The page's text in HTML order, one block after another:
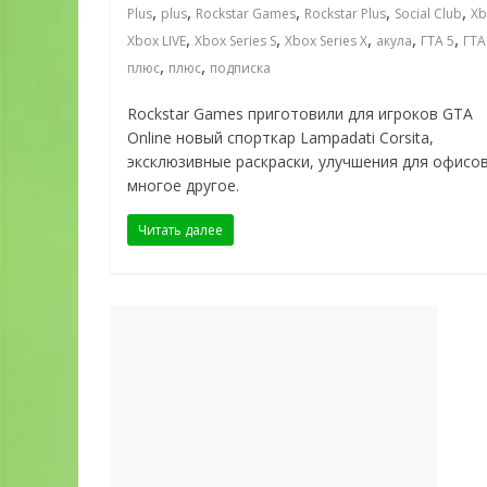
Plus, plus, Rockstar Games, Rockstar Plus, Social Club,
Xbox LIVE, Xbox Series S, Xbox Series X, акула, ГТА 5, ГТА
плюс, плюс, подписка
Rockstar Games приготовили для игроков GTA
Online новый спорткар Lampadati Corsita,
эксклюзивные раскраски, улучшения для
многое другое.
Читать далее